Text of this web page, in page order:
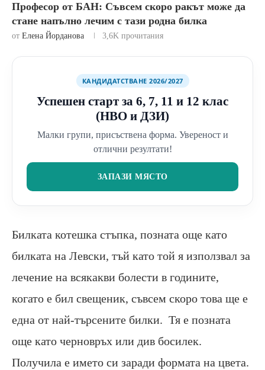
Професор от БАН: Съвсем скоро ракът може да
стане напълно лечим с тази родна билка
от Елена Йорданова 3,6K прочитания
КАНДИДАТСТВАНЕ 2026/2027
Успешен старт за 6, 7, 11 и 12 клас
(НВО и ДЗИ)
Малки групи, присъствена форма. Увереност и
отлични резултати!
ЗАПАЗИ МЯСТО
Билката котешка стъпка, позната още като
билката на Левски, тъй като той я използвал за
лечение на всякакви болести в годините,
когато е бил свещеник, съвсем скоро това ще е
една от най-търсените билки. Тя е позната
още като черновръх или див босилек.
Получила е името си заради формата на цвета.